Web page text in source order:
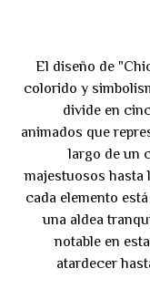
El diseño de
colorido y
divide en
animados que
largo de un
majestuosos hasta
cada elemento
una aldea
notable en
atardecer